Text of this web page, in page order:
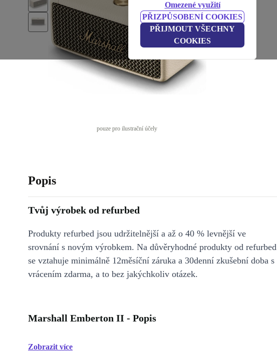
Omezené využití
PŘIZPŮSOBENÍ COOKIES
PŘIJMOUT VŠECHNY
COOKIES
pouze pro ilustrační účely
Popis
Tvůj výrobek od refurbed
Produkty refurbed jsou udržitelnější a až o 40 % levnější ve
srovnání s novým výrobkem. Na důvěryhodné produkty od refurbed
se vztahuje minimálně 12měsíční záruka a 30denní zkušební doba s
vrácením zdarma, a to bez jakýchkoliv otázek.
Marshall Emberton II - Popis
Zobrazit více